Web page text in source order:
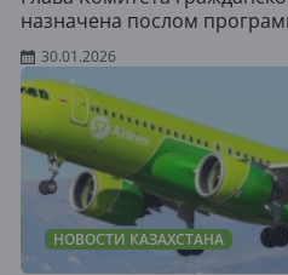
назначена послом
30.01.2026
НОВОСТИ КАЗАХСТАНА